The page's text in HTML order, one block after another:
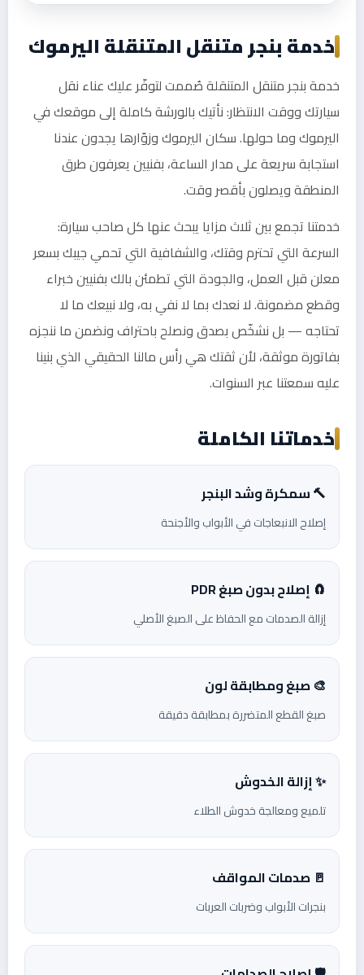
خدمة بنجر متنقل المتنقلة اليرموك
خدمة بنجر متنقل المتنقلة صُممت لتوفّر عليك عناء نقل
سيارتك ووقت الانتظار: نأتيك بالورشة كاملة إلى موقعك في
اليرموك وما حولها. سكان اليرموك وزوّارها يجدون عندنا
استجابة سريعة على مدار الساعة، بفنيين يعرفون طرق
المنطقة ويصلون بأقصر وقت.
خدمتنا تجمع بين ثلاث مزايا يبحث عنها كل صاحب سيارة:
السرعة التي تحترم وقتك، والشفافية التي تحمي جيبك بسعر
معلن قبل العمل، والجودة التي تطمئن بالك بفنيين خبراء
وقطع مضمونة. لا نعدك بما لا نفي به، ولا نبيعك ما لا
تحتاجه — بل نشخّص بصدق ونصلح باحتراف ونضمن ما ننجزه
بفاتورة موثقة، لأن ثقتك هي رأس مالنا الحقيقي الذي بنينا
عليه سمعتنا عبر السنوات.
خدماتنا الكاملة
🔨 سمكرة وشد البنجر
إصلاح الانبعاجات في الأبواب والأجنحة
🧲 إصلاح بدون صبغ PDR
إزالة الصدمات مع الحفاظ على الصبغ الأصلي
🎨 صبغ ومطابقة لون
صبغ القطع المتضررة بمطابقة دقيقة
✨ إزالة الخدوش
تلميع ومعالجة خدوش الطلاء
🚪 صدمات المواقف
بنجرات الأبواب وضربات العربات